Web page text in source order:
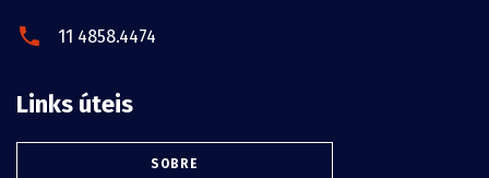
11 4858.4474
Links úteis
SOBRE